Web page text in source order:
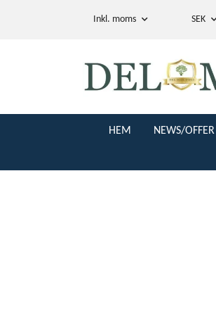
Inkl. moms SEK
HEM NEWS/OFFER